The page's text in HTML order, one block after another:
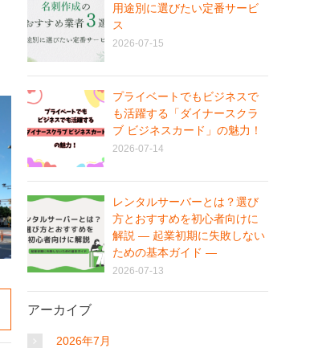
用途別に選びたい定番サービ
ス
2026-07-15
プライベートでもビジネスで
も活躍する「ダイナースクラ
ブ ビジネスカード」の魅力！
2026-07-14
レンタルサーバーとは？選び
方とおすすめを初心者向けに
解説 ― 起業初期に失敗しない
ための基本ガイド ―
2026-07-13
アーカイブ
2026年7月